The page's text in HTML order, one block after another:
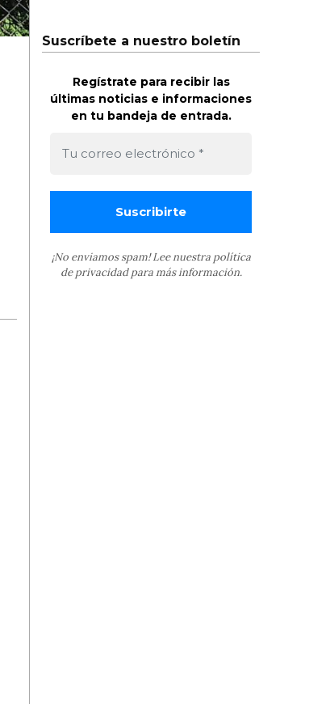
Suscríbete a nuestro boletín
Regístrate para recibir las
últimas noticias e informaciones
en tu bandeja de entrada.
¡No enviamos spam! Lee nuestra política
de privacidadpara más información.